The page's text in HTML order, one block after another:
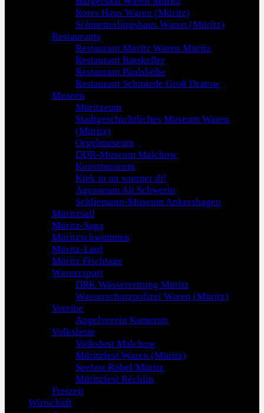
Rotes Haus Waren (Müritz)
Schmetterlingshaus Waren (Müritz)
Restaurants
Restaurant Moritz Waren Müritz
Restaurant Ratskeller
Restaurant Paulshöhe
Restaurant Schmiede Groß Dratow
Museen
Müritzeum
Stadtgeschichtliches Museum Waren
(Müritz)
Orgelmuseum
DDR-Museum Malchow
Kunstmuseum
Kiek in un wunner di!
Agroneum Alt Schwerin
Schliemann-Museum Ankershagen
Müritzsail
Müritz-Saga
Müritzschwimmen
Müritz-Lauf
Müritz Fischtage
Wassersport
DRK Wasserrettung Müritz
Wasserschutzpolizei Waren (Müritz)
Vereine
Angelverein Kamerun
Volksfeste
Volksfest Malchow
Müritzfest Waren (Müritz)
Seefest Röbel/Müritz
Müritzfest Rechlin
Freizeit
Wirtschaft